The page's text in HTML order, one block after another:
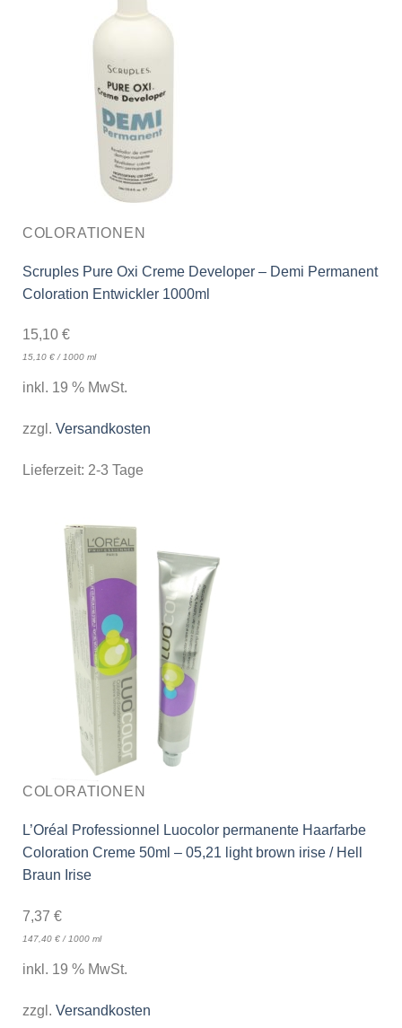
COLORATIONEN
Scruples Pure Oxi Creme Developer – Demi Permanent
Coloration Entwickler 1000ml
15,10 €
15,10 €/1000 ml
inkl. 19 % MwSt.
zzgl. Versandkosten
Lieferzeit: 2-3 Tage
COLORATIONEN
L’Oréal Professionnel Luocolor permanente Haarfarbe
Coloration Creme 50ml – 05,21 light brown irise / Hell
Braun Irise
7,37 €
147,40 €/ 1000 ml
inkl. 19 % MwSt.
zzgl. Versandkosten